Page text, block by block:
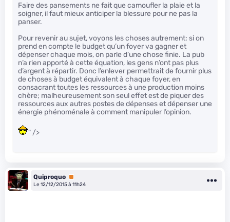
Faire des pansements ne fait que camoufler la plaie et la
soigner, il faut mieux anticiper la blessure pour ne pas la
panser.
Pour revenir au sujet, voyons les choses autrement: si on
prend en compte le budget qu’un foyer va gagner et
dépenser chaque mois, on parle d’une chose finie. La pub
n’a rien apporté à cette équation, les gens n’ont pas plus
d’argent à répartir. Donc l’enlever permettrait de fournir plus
de choses à budget équivalent à chaque foyer, en
consacrant toutes les ressources à une production moins
chère; malheureusement son seul effet est de piquer des
ressources aux autres postes de dépenses et dépenser une
énergie phénoménale à comment manipuler l’opinion.
" />
Quiproquo Premium
Le 12/12/2015 à 11h24